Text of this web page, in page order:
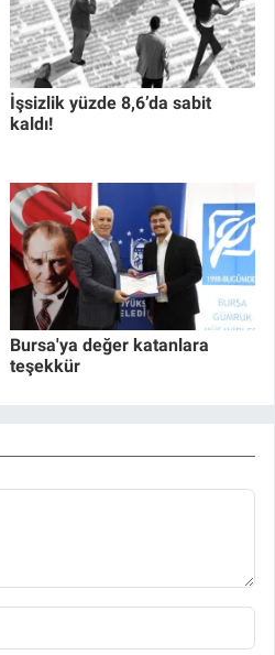
İşsizlik yüzde 8,6’da sabit
kaldı!
Bursa'ya değer katanlara
teşekkür